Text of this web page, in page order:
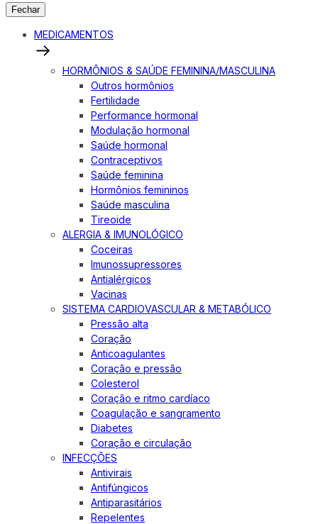
Fechar
MEDICAMENTOS
HORMÔNIOS & SAÚDE FEMININA/MASCULINA
Outros hormônios
Fertilidade
Performance hormonal
Modulação hormonal
Saúde hormonal
Contraceptivos
Saúde feminina
Hormônios femininos
Saúde masculina
Tireoide
ALERGIA & IMUNOLÓGICO
Coceiras
Imunossupressores
Antialérgicos
Vacinas
SISTEMA CARDIOVASCULAR & METABÓLICO
Pressão alta
Coração
Anticoagulantes
Coração e pressão
Colesterol
Coração e ritmo cardíaco
Coagulação e sangramento
Diabetes
Coração e circulação
INFECÇÕES
Antivirais
Antifúngicos
Antiparasitários
Repelentes